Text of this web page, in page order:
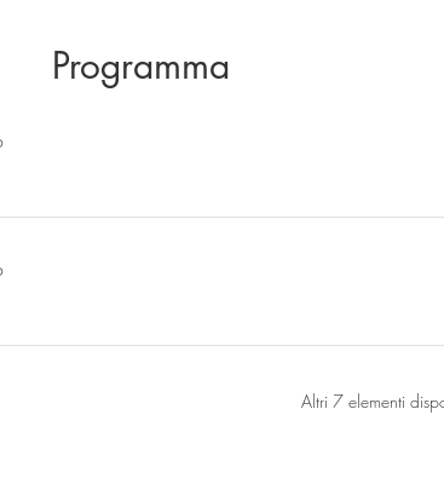
Programma
Altri 7 elementi